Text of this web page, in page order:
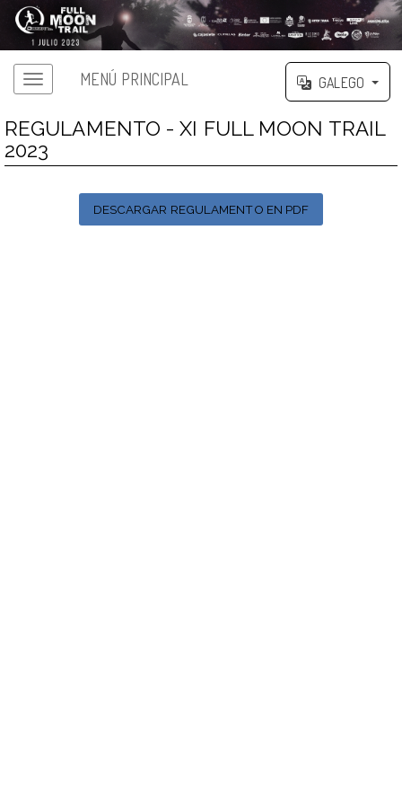
MENÚ PRINCIPAL GALEGO
REGULAMENTO - XI FULL MOON TRAIL
2023
DESCARGAR REGULAMENTO EN PDF